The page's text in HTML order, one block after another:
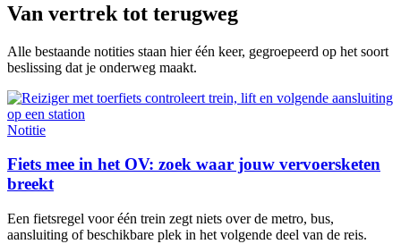
Van vertrek tot terugweg
Alle bestaande notities staan hier één keer, gegroepeerd op het soort
beslissing dat je onderweg maakt.
Notitie
Fiets mee in het OV: zoek waar jouw vervoersketen
breekt
Een fietsregel voor één trein zegt niets over de metro, bus,
aansluiting of beschikbare plek in het volgende deel van de reis.